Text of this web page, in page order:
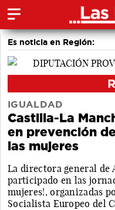
Es noticia en Región:
IGUALDAD
Castilla-La
en prevención
las mujeres
La directora general de
participado en las
mujeres!, organizadas
Socialista Europeo del